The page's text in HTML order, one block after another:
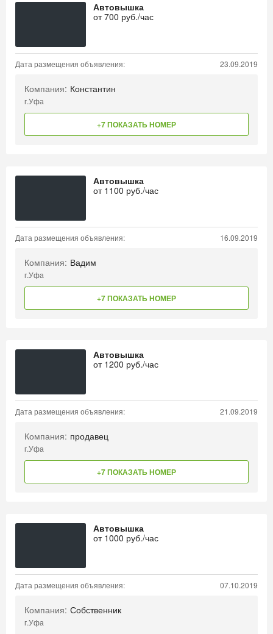
Автовышка
от700 руб./час
Дата размещения объявления: 23.09.2019
Компания: Константин
г.Уфа
+7 ПОКАЗАТЬ НОМЕР
Автовышка
от 1100 руб./час
Дата размещения объявления: 16.09.2019
Компания: Вадим
г.Уфа
+7 ПОКАЗАТЬ НОМЕР
Автовышка
от 1200 руб./час
Дата размещения объявления: 21.09.2019
Компания: продавец
г.Уфа
+7 ПОКАЗАТЬ НОМЕР
Автовышка
от 1000 руб./час
Дата размещения объявления: 07.10.2019
Компания: Собственник
г.Уфа